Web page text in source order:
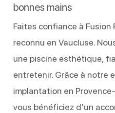
bonnes mains
Faites confiance à Fusion
reconnu en Vaucluse.
une piscine esthétique,
entretenir. Grâce à notre
implantation en
vous bénéficiez d’un